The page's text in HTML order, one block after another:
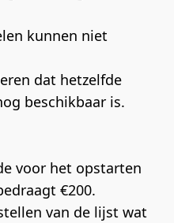
kunnen niet
dat hetzelfde
beschikbaar is.
voor het opstarten
€200.
van de lijst wat